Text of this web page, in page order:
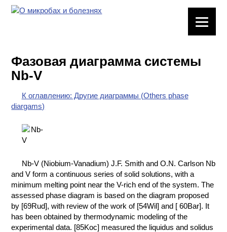
ХИМИЧЕСКАЯ
ПОСУДА
ВРЕДНЫЕ
ФАКТОРЫ
ХИМИЯ НА
ПРОИЗВОДСТВЕ
И ХИМИЧЕСКАЯ
ТЕХНОЛОГИЯ
Фазовая диаграмма системы
Nb-V
К оглавлению: Другие диаграммы (Others phase
diargams)
Nb-V (Niobium-Vanadium) J.F. Smith and O.N. Carlson Nb
and V form a continuous series of solid solutions, with a
minimum melting point near the V-rich end of the system. The
assessed phase diagram is based on the diagram proposed
by [69Rud], with review of the work of [54Wil] and [ 60Bar]. It
has been obtained by thermodynamic modeling of the
experimental data. [85Koc] measured the liquidus and solidus